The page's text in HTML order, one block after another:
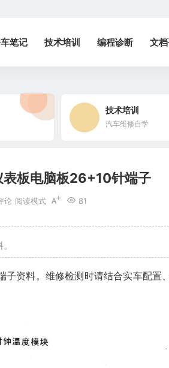
笔记 技术培训 编程诊断 文
技术培训
汽车维修自学
表板电脑板26+10针端子
论 81
阅读模式
资料。维修检测时请结合实车配置